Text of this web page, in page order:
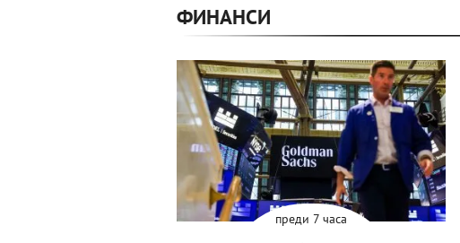
ФИНАНСИ
преди 7 часа